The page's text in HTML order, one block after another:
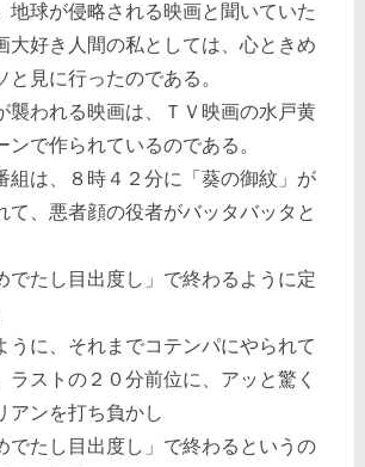
球が侵略される映画と聞いていた
大好き人間の私としては、心ときめ
と見に行ったのである。
われる映画は、ＴＶ映画の水戸黄
ンで作られているのである。
は、８時４２分に「葵の御紋」が
て、悪者顔の役者がバッタバッタと
たし目出度し」で終わるように定
に、それまでコテンパにやられて
ラストの２０分前位に、アッと驚く
アンを打ち負かし
たし目出度し」で終わるというの